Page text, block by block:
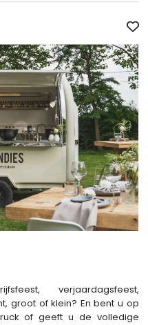
verjaardagsfeest,
groot of klein? En bent u op
of geeft u de volledige